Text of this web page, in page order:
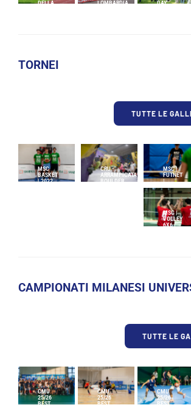
DELLA
LOMBARDIA
DAY
TORNEI
TUTTE LE
MSC
BASKET
| 2022
CRU -
ARRAMPICATA
BOULDER
MSC |
FUTNET
|
TAPPA
FENAROLI
MSC |
VOLLEY
6X6 |
CAMPIONATI MILANESI
TUTTE LE
CMU
25/26
BEST
CMU
25/26
BEST
CMU
25/26
BEST